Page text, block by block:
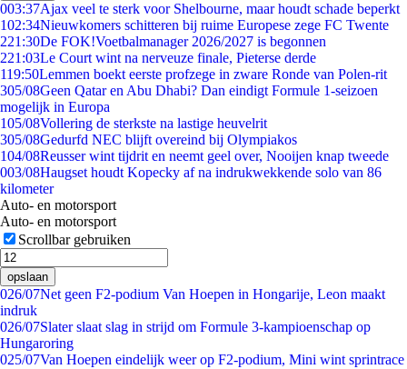
003:37Ajax veel te sterk voor Shelbourne, maar houdt schade beperkt
102:34Nieuwkomers schitteren bij ruime Europese zege FC Twente
221:30De FOK!Voetbalmanager 2026/2027 is begonnen
221:03Le Court wint na nerveuze finale, Pieterse derde
119:50Lemmen boekt eerste profzege in zware Ronde van Polen-rit
305/08Geen Qatar en Abu Dhabi? Dan eindigt Formule 1-seizoen
mogelijk in Europa
105/08Vollering de sterkste na lastige heuvelrit
305/08Gedurfd NEC blijft overeind bij Olympiakos
104/08Reusser wint tijdrit en neemt geel over, Nooijen knap tweede
003/08Haugset houdt Kopecky af na indrukwekkende solo van 86
kilometer
Auto- en motorsport
Auto- en motorsport
Scrollbar gebruiken
opslaan
026/07Net geen F2-podium Van Hoepen in Hongarije, Leon maakt
indruk
026/07Slater slaat slag in strijd om Formule 3-kampioenschap op
Hungaroring
025/07Van Hoepen eindelijk weer op F2-podium, Mini wint sprintrace